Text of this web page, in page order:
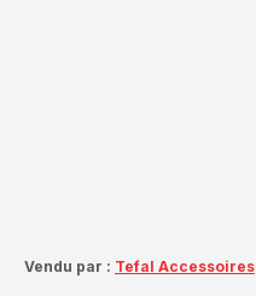
Vendu par : Tefal Accessoires